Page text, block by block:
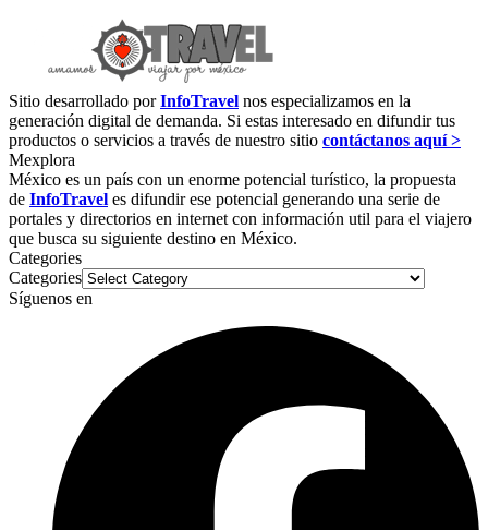
Sitio desarrollado porInfoTravel nos especializamos en la
generación digital de demanda. Si estas interesado en difundir tus
productos o servicios a través de nuestro sitio contáctanos aquí >
Mexplora
México es un país con un enorme potencial turístico, la propuesta
de InfoTravel es difundir ese potencial generando una serie de
portales y directorios en internet con información util para el viajero
que busca su siguiente destino en México.
Categories
Categories
Síguenos en